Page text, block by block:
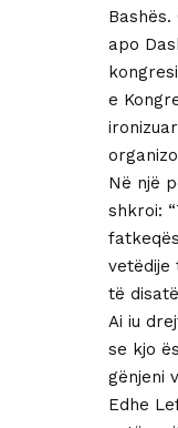
apo
e
Në një
shkroi:
vetëdije
të
Ai iu
se kjo
gënjeni
Edhe